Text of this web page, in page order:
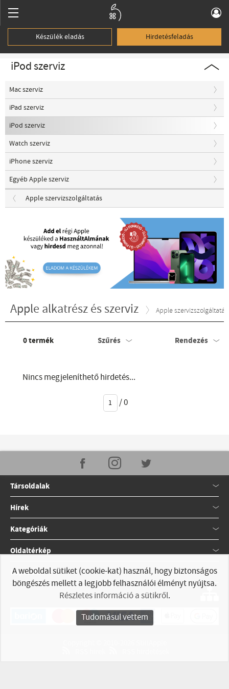
Készülék eladás Hirdetésfeladás
iPod szerviz
Mac szerviz
iPad szerviz
iPod szerviz
Watch szerviz
iPhone szerviz
Egyéb Apple szerviz
Apple szervizszolgáltatás
Apple alkatrész és szerviz Apple szervizszolgáltatás
0termék Szűrés Rendezés
Nincs megjeleníthető hirdetés...
/0
Társoldalak
Hírek
Kategóriák
Oldaltérkép
Kapcsolat
A weboldal sütiket (cookie-kat) használ, hogy biztonságos
böngészés mellett a legjobb felhasználói élményt nyújtsa.
Részletes információ a sütikről.
Tudomásul vettem